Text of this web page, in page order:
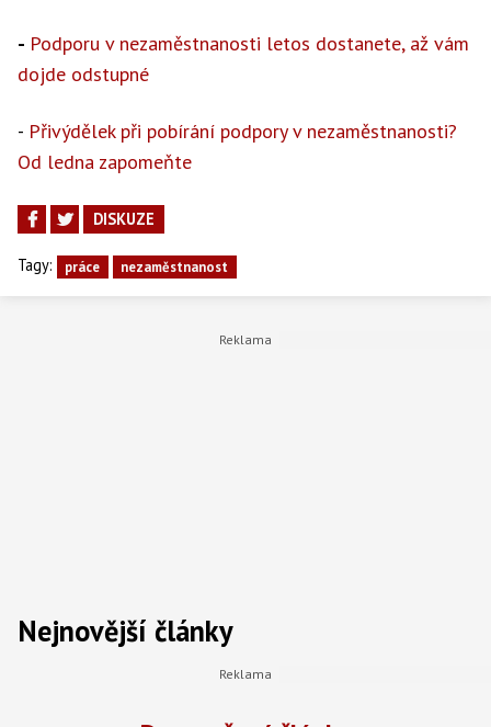
- Podporu v nezaměstnanosti letos dostanete, až vám
dojde odstupné
- Přivýdělek při pobírání podpory v nezaměstnanosti?
Od ledna zapomeňte
DISKUZE
Tagy: práce nezaměstnanost
Nejnovější články